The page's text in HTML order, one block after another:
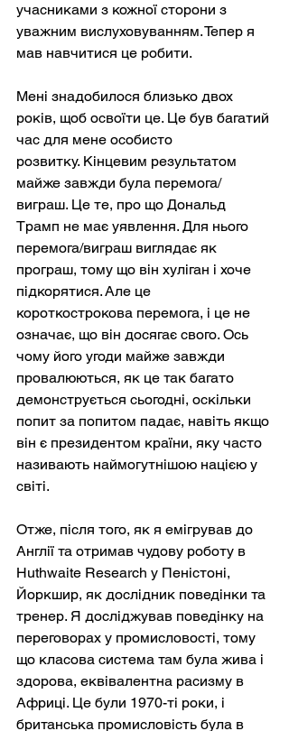
учасниками з кожної сторони з
уважним вислуховуванням. Тепер я
мав навчитися це робити.
Мені знадобилося близько двох
років, щоб освоїти це. Це був багатий
час для мене особисто
розвитку. Кінцевим результатом
майже завжди була перемога/
виграш. Це те, про що Дональд
Трамп не має уявлення. Для нього
перемога/виграш виглядає як
програш, тому що він хуліган і хоче
підкорятися. Але це
короткострокова перемога, і це не
означає, що він досягає свого. Ось
чому його угоди майже завжди
провалюються, як це так багато
демонструється сьогодні, оскільки
попит за попитом падає, навіть якщо
він є президентом країни, яку часто
називають наймогутнішою нацією у
світі.
Отже, після того, як я емігрував до
Англії та отримав чудову роботу в
Huthwaite Research у Пеністоні,
Йоркшир, як дослідник поведінки та
тренер. Я досліджував поведінку на
переговорах у промисловості, тому
що класова система там була жива і
здорова, еквівалентна расизму в
Африці. Це були 1970-ті роки, і
британська промисловість була в